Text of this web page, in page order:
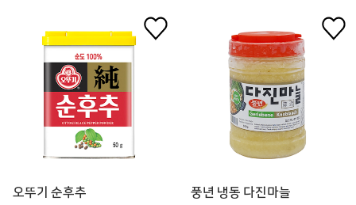
오뚜기 순후추 풍년 냉동 다진마늘